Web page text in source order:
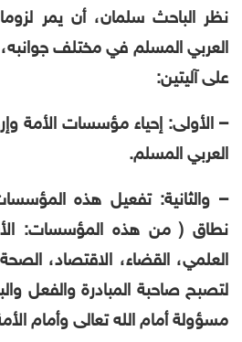
نظر الباحث سلمان، أن يمر
العربي المسلم في مختلف
على آليتين:
– الأولى: إحياء مؤسسات الأمة
العربي المسلم.
– والثانية: تفعيل هذه
نطاق ( من هذه المؤسسات:
العلمي، القضاء، الاقتصاد،
لتصبح صاحبة المبادرة والفعل
مسؤولة أمام الله تعالى وأمام